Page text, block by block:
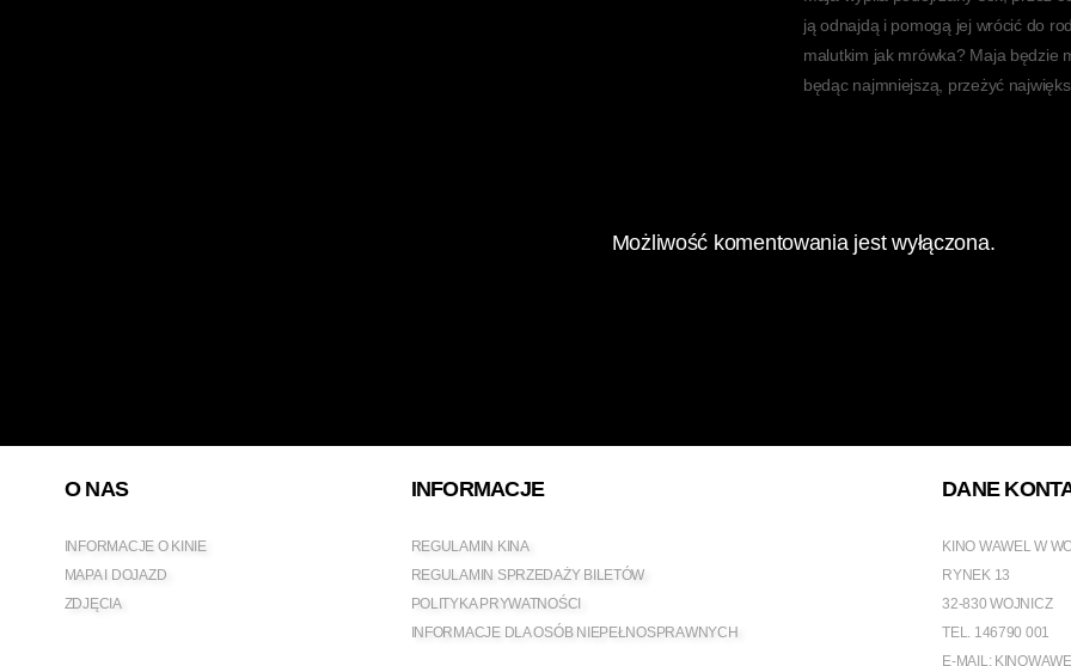
ją odnajdą i pomogą jej wrócić do
malutkim jak mrówka? Maja będzie
będąc najmniejszą, przeżyć
Możliwość komentowania jest wyłączona.
O NAS
INFORMACJE O KINIE
MAPA I DOJAZD
ZDJĘCIA
INFORMACJE
REGULAMIN KINA
REGULAMIN SPRZEDAŻY BILETÓW
POLITYKA PRYWATNOŚCI
INFORMACJE DLA OSÓB NIEPEŁNOSPRAWNYCH
DANE
KINO WAWEL W
RYNEK 13
32-830 WOJNICZ
TEL. 146790 001
E-MAIL: